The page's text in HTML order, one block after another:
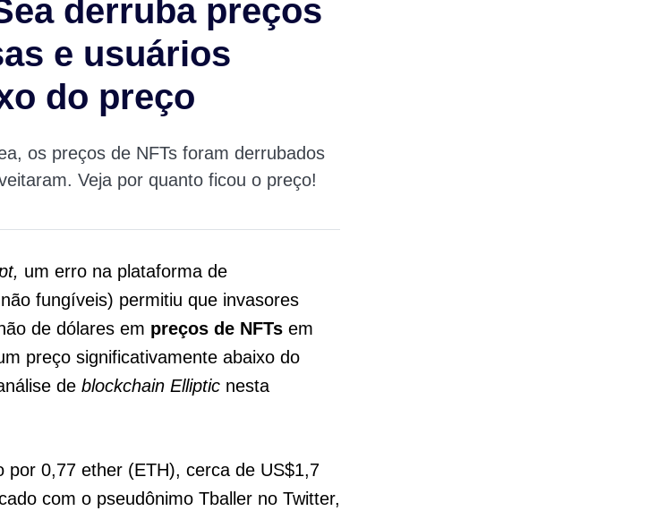
derruba preços
e usuários
do preço
os preços de NFTs foram derrubados
Veja por quanto ficou o preço!
um erro na plataforma de
fungíveis) permitiu que invasores
de dólares em preços de NFTs em
preço significativamente abaixo do
de blockchain Elliptic nesta
por 0,77 ether (ETH), cerca de US$1,7
com o pseudônimo Tballer no Twitter,